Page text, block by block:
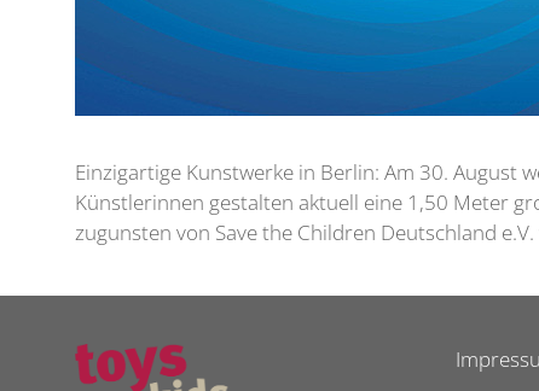
Einzigartige Kunstwerke in Berlin: Am 30. August
Künstlerinnen gestalten aktuell eine 1,50 Meter
zugunsten von Save the Children Deutschland